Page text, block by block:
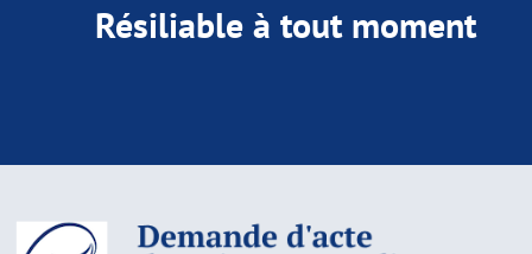
Résiliable à tout moment